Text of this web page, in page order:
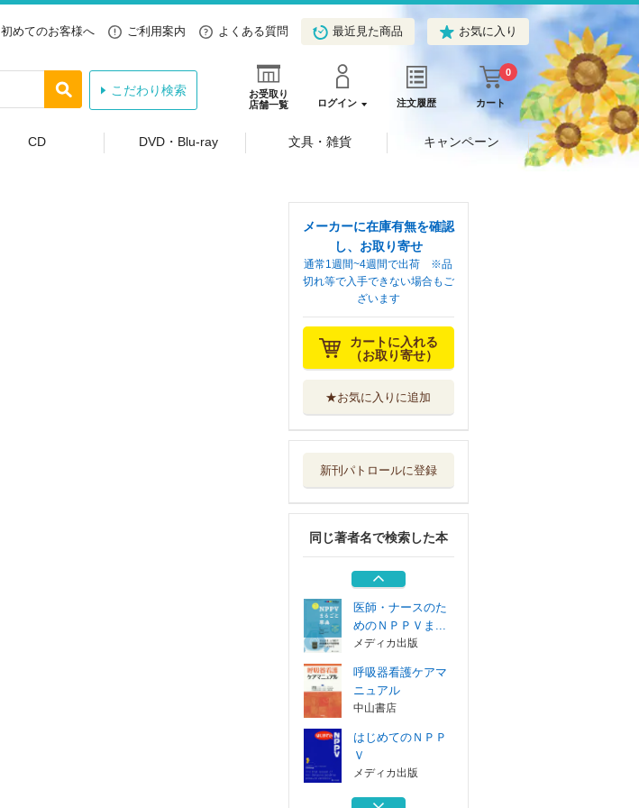
初めてのお客様へ ご利用案内 よくある質問 最近見た商品 お気に入り
お受取り
店舗一覧
ログイン 注文履歴 カート
0
こだわり検索
CD DVD・Blu-ray 文具・雑貨 キャンペーン
メーカーに在庫有無を確認
し、お取り寄せ
通常1週間~4週間で出荷 ※品
切れ等で入手できない場合もご
ざいます
カートに入れる
（お取り寄せ）
★お気に入りに追加
新刊パトロールに登録
同じ著者名で検索した本
はじめてのＮＰＰ
Ｖ
ロールプレイで学
メディカ出版
サブカルチャー神
話解体 少女・...
筑摩書房
医師・ナースのた
めのＮＰＰＶま...
メディカ出版
呼吸器看護ケアマ
ニュアル
中山書店
はじめてのＮＰＰ
Ｖ
メディカ出版
ロールプレイで学